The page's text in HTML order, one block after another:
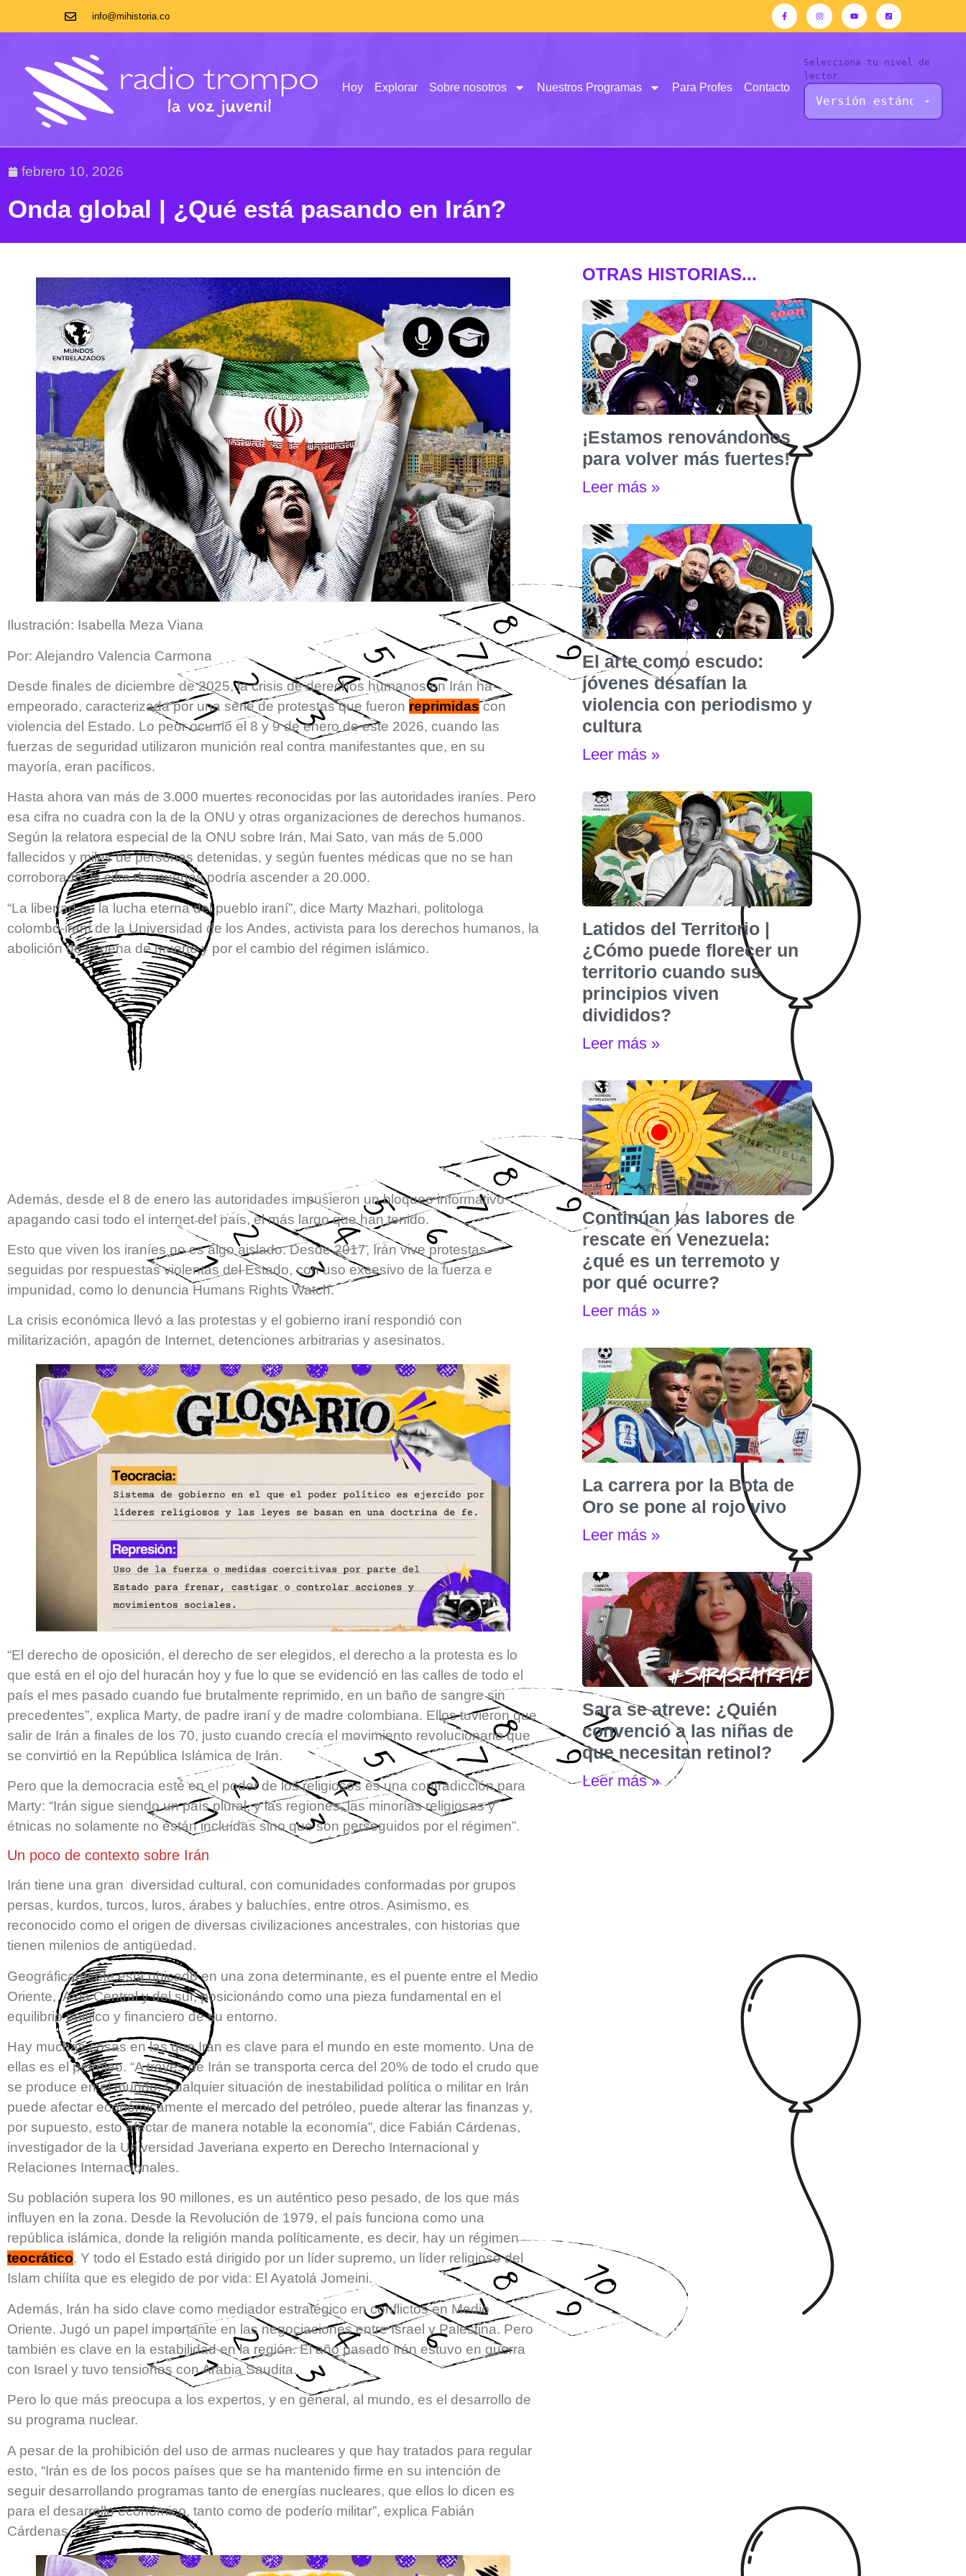
info@mihistoria.co
Hoy Explorar Sobre nosotros Nuestros Programas Para Profes Contacto
Selecciona tu nivel de
lector
febrero 10, 2026
Onda global | ¿Qué está pasando en Irán?
Ilustración: Isabella Meza Viana
Por: Alejandro Valencia Carmona
Desde finales de diciembre de 2025, la crisis de derechos humanos en Irán ha
empeorado, caracterizada por una serie de protestas que fueron reprimidascon
violencia del Estado. Lo peor ocurrió el 8 y 9 de enero de este 2026, cuando las
fuerzas de seguridad utilizaron munición real contra manifestantes que, en su
mayoría, eran pacíficos.
Hasta ahora van más de 3.000 muertes reconocidas por las autoridades iraníes. Pero
esa cifra no cuadra con la de la ONU y otras organizaciones de derechos humanos.
Según la relatora especial de la ONU sobre Irán, Mai Sato, van más de 5.000
fallecidos y miles de personas detenidas, y según fuentes médicas que no se han
corroborado, la cifra de muertos podría ascender a 20.000.
“La libertad es la lucha eterna del pueblo iraní”, dice Marty Mazhari, politologa
colombo-iraní de la Universidad de los Andes, activista para los derechos humanos, la
abolición de la pena de muerte y por el cambio del régimen islámico.
Además, desde el 8 de enero las autoridades impusieron un bloqueo informativo
apagando casi todo el internet del país, el más largo que han tenido.
Esto que viven los iraníes no es algo aislado. Desde 2017, Irán vive protestas
seguidas por respuestas violentas del Estado, con uso excesivo de la fuerza e
impunidad, como lo denuncia Humans Rights Watch.
La crisis económica llevó a las protestas y el gobierno iraní respondió con
militarización, apagón de Internet, detenciones arbitrarias y asesinatos.
“El derecho de oposición, el derecho de ser elegidos, el derecho a la protesta es lo
que está en el ojo del huracán hoy y fue lo que se evidenció en las calles de todo el
país el mes pasado cuando fue brutalmente reprimido, en un baño de sangre sin
precedentes”, explica Marty, de padre iraní y de madre colombiana. Ellos tuvieron que
salir de Irán a finales de los 70, justo cuando crecía el movimiento revolucionario que
se convirtió en la República Islámica de Irán.
Pero que la democracia esté en el poder de los religiosos es una contradicción para
Marty: “Irán sigue siendo un país plural, y las regiones, las minorías religiosas y
étnicas no solamente no están incluídas sino que son perseguidos por el régimen”.
Un poco de contexto sobre Irán
Irán tiene una gran diversidad cultural, con comunidades conformadas por grupos
persas, kurdos, turcos, luros, árabes y baluchíes, entre otros. Asimismo, es
reconocido como el origen de diversas civilizaciones ancestrales, con historias que
tienen milenios de antigüedad.
Geográficamente está ubicado en una zona determinante, es el puente entre el Medio
Oriente, Asia Central y del sur, posicionándo como una pieza fundamental en el
equilibrio político y financiero de su entorno.
Hay muchas cosas en las que Irán es clave para el mundo en este momento. Una de
ellas es el petróleo. “A través de Irán se transporta cerca del 20% de todo el crudo que
se produce en el mundo. Cualquier situación de inestabilidad política o militar en Irán
puede afectar económicamente el mercado del petróleo, puede alterar las finanzas y,
por supuesto, esto afectar de manera notable la economía”, dice Fabián Cárdenas,
investigador de la Universidad Javeriana experto en Derecho Internacional y
Relaciones Internacionales.
Su población supera los 90 millones, es un auténtico peso pesado, de los que más
influyen en la zona. Desde la Revolución de 1979, el país funciona como una
república islámica, donde la religión manda políticamente, es decir, hay un régimen
teocrático. Y todo el Estado está dirigido por un líder supremo, un líder religioso del
Islam chiííta que es elegido de por vida: El Ayatolá Jomeini.
Además, Irán ha sido clave como mediador estratégico en conflictos en Medio
Oriente. Jugó un papel importante en las negociaciones entre Israel y Palestina. Pero
también es clave en la estabilidad en la región. El año pasado Irán estuvo en guerra
con Israel y tuvo tensiones con Arabia Saudita.
Pero lo que más preocupa a los expertos, y en general, al mundo, es el desarrollo de
su programa nuclear.
A pesar de la prohibición del uso de armas nucleares y que hay tratados para regular
esto, “Irán es de los pocos países que se ha mantenido firme en su intención de
seguir desarrollando programas tanto de energías nucleares, que ellos lo dicen es
para el desarrollo económico, tanto como de poderío militar”, explica Fabián
Cárdenas.
OTRAS HISTORIAS...
¡Estamos renovándonos
para volver más fuertes!
Leer más »
El arte como escudo:
jóvenes desafían la
violencia con periodismo y
cultura
Leer más »
Latidos del Territorio |
¿Cómo puede florecer un
territorio cuando sus
principios viven
divididos?
Leer más »
Continúan las labores de
rescate en Venezuela:
¿qué es un terremoto y
por qué ocurre?
Leer más »
La carrera por la Bota de
Oro se pone al rojo vivo
Leer más »
Sara se atreve: ¿Quién
convenció a las niñas de
que necesitan retinol?
Leer más »